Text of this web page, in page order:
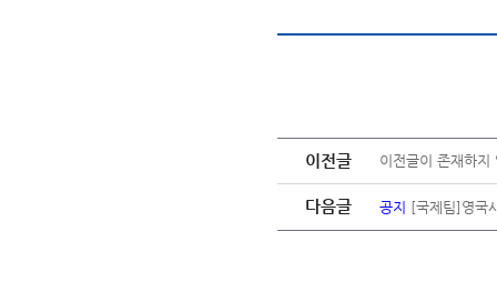
이전글 이전글이 존재하지
다음글 공지 [국제팀]영국